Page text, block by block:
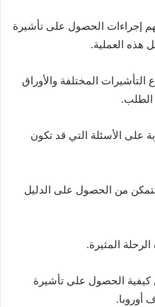
إجراءات الحصول على تأشيرة
هذه العملية.
المختلفة والأوراق
الطلب.
على الأسئلة التي قد تكون
من الحصول على الدليل
المثيرة.
كيفية الحصول على تأشيرة